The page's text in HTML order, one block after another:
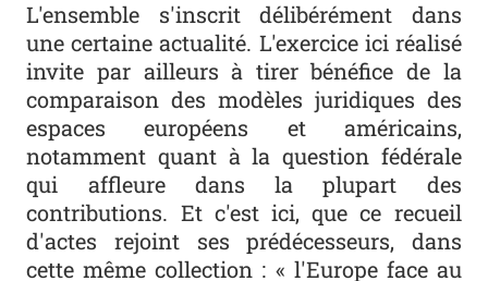
L'ensemble s'inscrit délibérément dans
une certaine actualité. L'exercice ici réalisé
invite par ailleurs à tirer bénéfice de la
comparaison des modèles juridiques des
espaces européens et américains,
notamment quant à la question fédérale
qui affleure dans la plupart des
contributions. Et c'est ici, que ce recueil
d'actes rejoint ses prédécesseurs, dans
cette même collection : « l'Europe face au